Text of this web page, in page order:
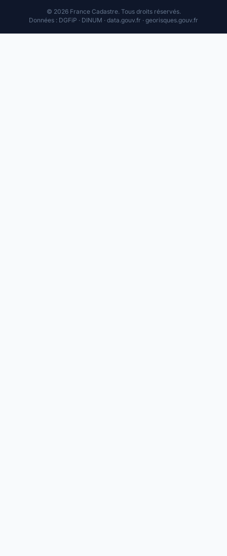
© 2026 France Cadastre. Tous droits réservés.
Données : DGFiP · DINUM · data.gouv.fr · georisques.gouv.fr